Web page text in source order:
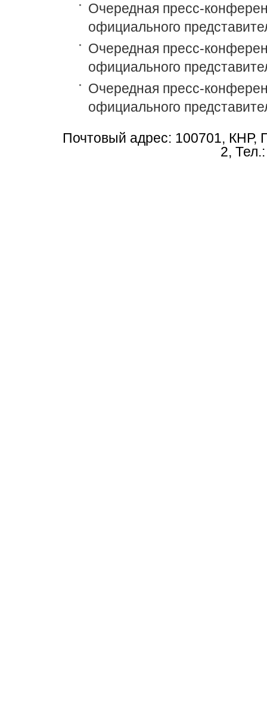
Очередная пресс-
официального
Очередная пресс-
официального
Очередная пресс-
официального
Почтовый адрес: 100701, КНР,
2,